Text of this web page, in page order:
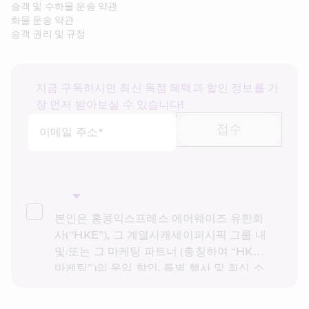
승객 및 수하물 운송 약관
화물 운송 약관
승객 권리 및 규정
지금 구독하시면 최신 독점 혜택과 할인 정보를 가
장 먼저 받아보실 수 있습니다!
이메일 주소*
접수
본인은 홍콩익스프레스 에어웨이즈 유한회
사(“HKE”), 그 계열사캐세이퍼시픽 그룹 내
및/또는 그 마케팅 파트너 (총칭하여 “HKE
마케팅”)의 운임 할인, 특별 행사 및 최신 소